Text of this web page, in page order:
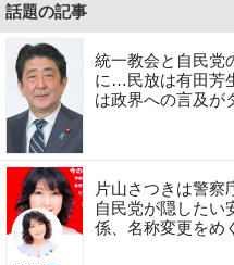
話題の記事
統一教会と自民党
に…民放は有田芳
は政界への言及が
片山さつきは警察
自民党が隠したい
係、名称変更をめ